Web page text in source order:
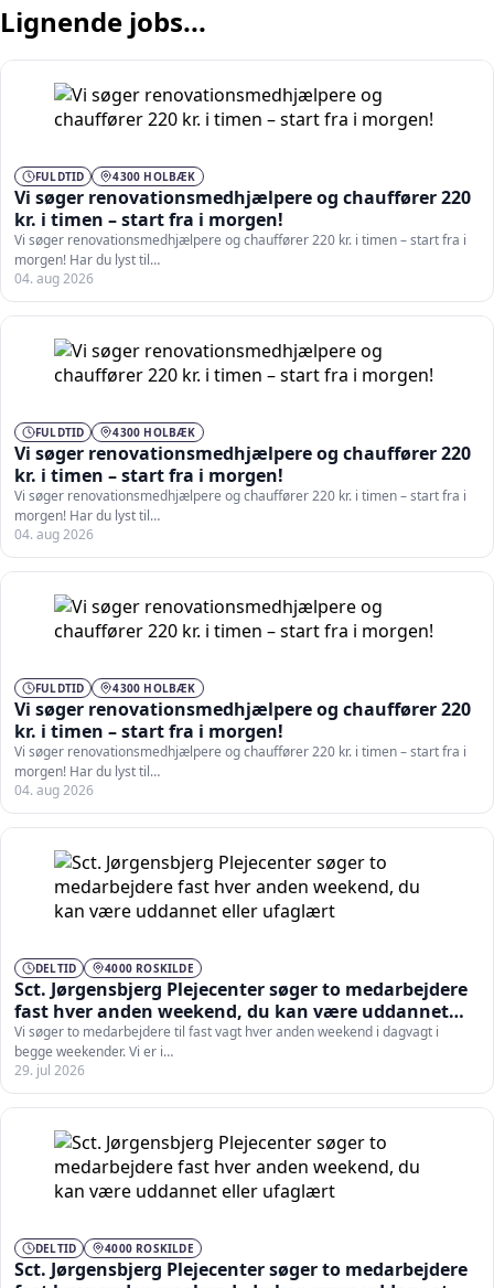
Lignende jobs...
FULDTID 4300 HOLBÆK
Vi søger renovationsmedhjælpere og chauffører 220
kr. i timen – start fra i morgen!
Vi søger renovationsmedhjælpere og chauffører 220 kr. i timen – start fra i
morgen! Har du lyst til…
04. aug 2026
FULDTID 4300 HOLBÆK
Vi søger renovationsmedhjælpere og chauffører 220
kr. i timen – start fra i morgen!
Vi søger renovationsmedhjælpere og chauffører 220 kr. i timen – start fra i
morgen! Har du lyst til…
04. aug 2026
FULDTID 4300 HOLBÆK
Vi søger renovationsmedhjælpere og chauffører 220
kr. i timen – start fra i morgen!
Vi søger renovationsmedhjælpere og chauffører 220 kr. i timen – start fra i
morgen! Har du lyst til…
04. aug 2026
DELTID 4000 ROSKILDE
Sct. Jørgensbjerg Plejecenter søger to medarbejdere
fast hver anden weekend, du kan være uddannet
eller ufaglært
Vi søger to medarbejdere til fast vagt hver anden weekend i dagvagt i
begge weekender. Vi er i…
29. jul 2026
DELTID 4000 ROSKILDE
Sct. Jørgensbjerg Plejecenter søger to medarbejdere